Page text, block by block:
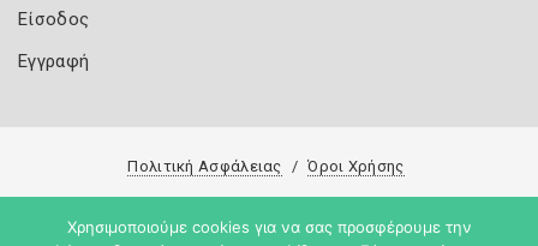
Είσοδος
Εγγραφή
Πολιτική Ασφάλειας Όροι Χρήσης
Copyright 2026 Knowledge A.E.
Χρησιμοποιούμε cookies για να σας προσφέρουμε την